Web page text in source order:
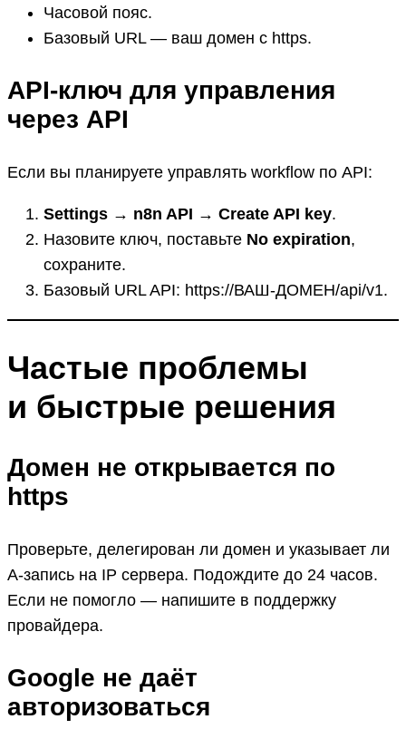
Часовой пояс.
Базовый URL — ваш домен с https.
API-ключ для управления
через API
Если вы планируете управлять workflow по API:
Settings → n8n API → Create API key.
Назовите ключ, поставьте No expiration,
сохраните.
Базовый URL API: https://ВАШ-ДОМЕН/api/v1.
Частые проблемы
и быстрые решения
Домен не открывается по
https
Проверьте, делегирован ли домен и указывает ли
A‑запись на IP сервера. Подождите до 24 часов.
Если не помогло — напишите в поддержку
провайдера.
Google не даёт
авторизоваться